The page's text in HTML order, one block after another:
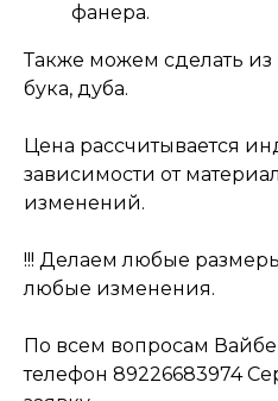
фанера.
Также можем сделать
бука, дуба.
Цена рассчитывается
зависимости от
изменений.
!!! Делаем любые
любые изменения.
По всем вопросам
телефон 89226683974